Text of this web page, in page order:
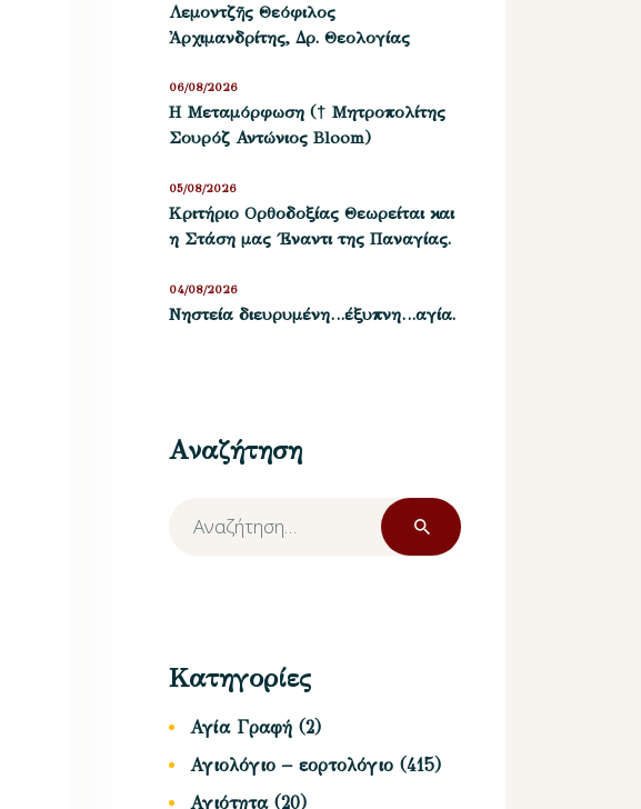
Λεμοντζῆς Θεόφιλος
Ἀρχιμανδρίτης, Δρ. Θεολογίας
Η Μεταμόρφωση († Μητροπολίτης
Σουρόζ Αντώνιος Bloom)
06/08/2026
Kριτήριο Oρθοδοξίας Θεωρείται και
η Στάση μας ΄Εναντι της Παναγίας.
05/08/2026
Νηστεία διευρυμένη…έξυπνη…αγία.
04/08/2026
Αναζήτηση
Αναζήτηση
για:
Κατηγορίες
Αγία Γραφή (2)
Αγιολόγιο – εορτολόγιο (415)
Αγιότητα(20)